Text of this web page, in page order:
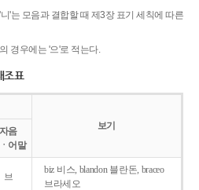
니'는 모음과 결합할 때 제3장 표기 세칙에 따른
경우에는 '으'로 적는다.
조표
보기
자음
어말
브
biz 비스, blandon 블란돈, braceo
브라세오